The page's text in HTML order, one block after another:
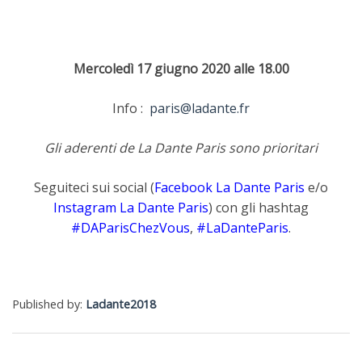
Mercoledì 17 giugno 2020 alle 18.00
Info : paris@ladante.fr
Gli aderenti de La Dante Paris sono prioritari
Seguiteci sui social (Facebook La Dante Paris e/o
Instagram La Dante Paris) con gli hashtag
#DAParisChezVous, #LaDanteParis.
Published by: Ladante2018